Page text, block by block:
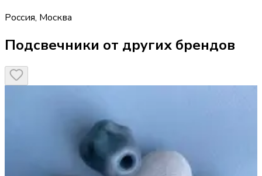
Россия, Москва
Подсвечники от других брендов